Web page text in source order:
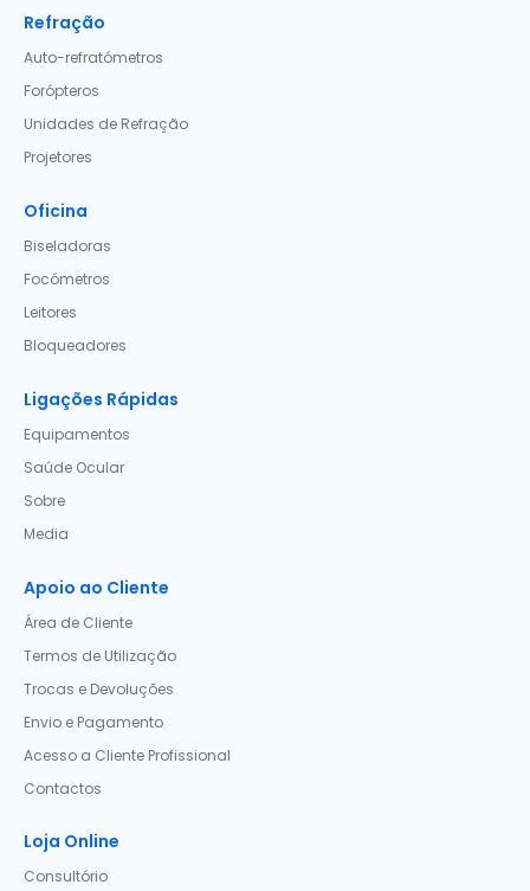
Refração
Auto-refratómetros
Forópteros
Unidades de Refração
Projetores
Oficina
Biseladoras
Focómetros
Leitores
Bloqueadores
Ligações Rápidas
Equipamentos
Saúde Ocular
Sobre
Media
Apoio ao Cliente
Área de Cliente
Termos de Utilização
Trocas e Devoluções
Envio e Pagamento
Acesso a Cliente Profissional
Contactos
Loja Online
Consultório